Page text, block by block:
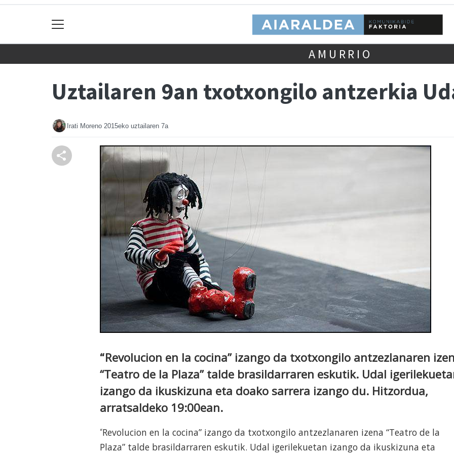
AMURRIO
Uztailaren 9an txotxongilo antzerkia
Irati Moreno 2015eko uztailaren 7a
“Revolucion en la cocina” izango da txotxongilo antzezlanaren
“Teatro de la Plaza” talde brasildarraren eskutik. Udal
izango da ikuskizuna eta doako sarrera izango du. Hitzordua,
arratsaldeko 19:00ean.
“Revolucion en la cocina” izango da txotxongilo antzezlanaren izena “Teatro de la
Plaza” talde brasildarraren eskutik. Udal igerilekuetan izango da ikuskizuna eta